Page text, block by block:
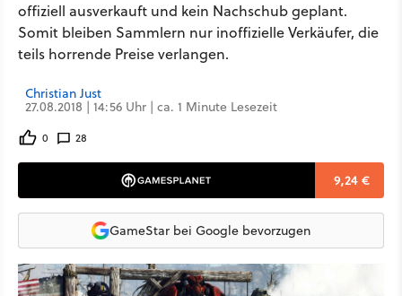
offiziell ausverkauft und kein Nachschub geplant.
Somit bleiben Sammlern nur inoffizielle Verkäufer, die
teils horrende Preise verlangen.
Christian Just
27.08.2018 | 14:56 Uhr | ca. 1 Minute Lesezeit
0 28
9,24 €
GameStar bei Google bevorzugen